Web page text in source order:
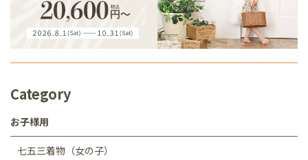
Category
お子様用
七五三着物（女の子）